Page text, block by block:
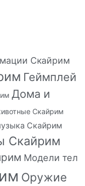
Скайрим
Геймплей
Дома и
Скайрим
Скайрим
Скайрим
Модели тел
Оружие